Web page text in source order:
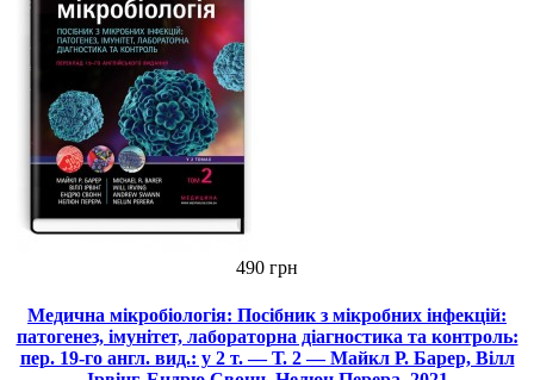
490 грн
Медична мікробіологія: Посібник з мікробних інфекцій:
патогенез, імунітет, лабораторна діагностика та контроль:
пер. 19-го англ. вид.: у 2 т. — Т. 2 — Майкл Р. Барер, Вілл